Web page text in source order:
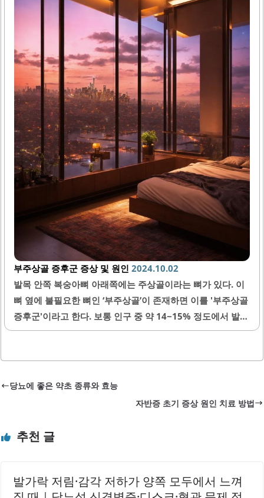
경화와 노후, 그리고 유막이 쌓인 유리 표면 때문이에요. 고무
가 딱딱해지면 유리와 마찰할 때 삐걱거리는 소리가 나고, 유
막이 있으면 와이퍼가 매끄럽게..
부주상골 증후군 증상 및 원인 2024.10.02
발목 안쪽 복숭아뼈 아래쪽에는 주상골이라는 뼈가 있다. 이
뼈 옆에 불필요한 뼈인 ‘부주상골’이 존재하면 이를 '부주상골
증후군'이라고 한다. 보통 인구 중 약 14~15% 정도에서 발견
되는 비교적 흔한 질환이다. 청소년기에 가장 많이 발생하며
한다. 발생 원인 보통 태아 시기에 발달하면서 주상골과 결합
하지 못해 생기는 것으로 알려져 있다. 출생 시 뼈가 정상적으
이나 발의 아치 형태가 무너지는 경우에도 자주 발생한다. 후
다. 지속적인 압박 때문인데 일반인들에게도 일상생활 속에
럼 불편한 신발을 장시간 착용하거나..
당뇨에 좋은 약초 종류와 효능
자반증 초기 증상 원인 치료 방법
추천 글
발가락 저림·감각 저하가 양쪽 모두에서 느껴